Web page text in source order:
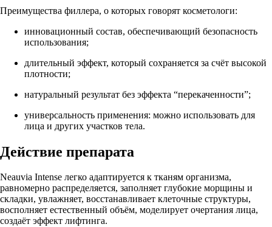
Преимущества филлера, о которых говорят косметологи:
инновационный состав, обеспечивающий безопасность
использования;
длительный эффект, который сохраняется за счёт высокой
плотности;
натуральный результат без эффекта “перекаченности”;
универсальность применения: можно использовать для
лица и других участков тела.
Действие препарата
Neauvia Intense легко адаптируется к тканям организма,
равномерно распределяется, заполняет глубокие морщины и
складки, увлажняет, восстанавливает клеточные структуры,
восполняет естественный объём, моделирует очертания лица,
создаёт эффект лифтинга.